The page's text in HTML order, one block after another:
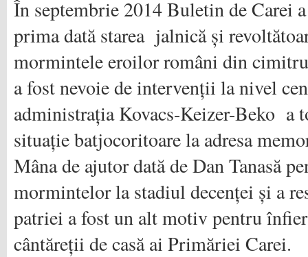
În septembrie 2014 Buletin de Carei
prima dată starea jalnică și
mormintele eroilor români din
a fost nevoie de intervenții la nivel
administrația Kovacs-Keizer-Beko a
situație batjocoritoare la adresa
Mâna de ajutor dată de Dan Tanasă
mormintelor la stadiul decenței și a
patriei a fost un alt motiv pentru
cântăreții de casă ai Primăriei Carei.